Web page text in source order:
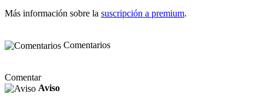
Más información sobre la suscripción a premium.
Comentarios
Comentar
Aviso